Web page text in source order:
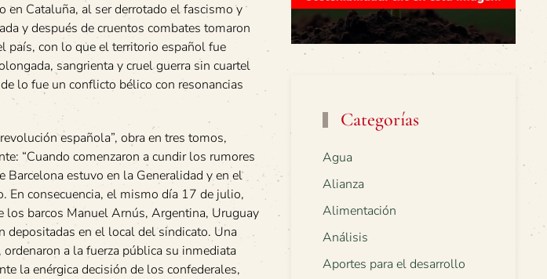
Cataluña, al ser derrotado el fascismo y
y después de cruentos combates tomaron
país, con lo que el territorio español fue
sangrienta y cruel guerra sin cuartel
lo fue un conflicto bélico con resonancias
española”, obra en tres tomos,
“Cuando comenzaron a cundir los rumores
Barcelona estuvo en la Generalidad y en el
En consecuencia, el mismo día 17 de julio,
los barcos Manuel Arnús, Argentina, Uruguay
depositadas en el local del sindicato. Una
a la fuerza pública su inmediata
la enérgica decisión de los confederales,
Categorías
Agua
Alianza
Alimentación
Análisis
Aportes para el desarrollo